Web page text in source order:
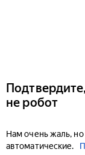
не робот
Нам очень жаль,
автоматические.